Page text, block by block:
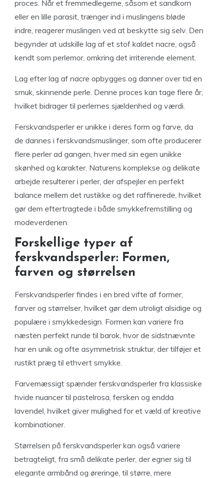
proces. Når et fremmedlegeme, såsom et sandkorn
eller en lille parasit, trænger ind i muslingens bløde
indre, reagerer muslingen ved at beskytte sig selv. Den
begynder at udskille lag af et stof kaldet nacre, også
kendt som perlemor, omkring det irriterende element.
Lag efter lag af nacre opbygges og danner over tid en
smuk, skinnende perle. Denne proces kan tage flere år,
hvilket bidrager til perlernes sjældenhed og værdi.
Ferskvandsperler er unikke i deres form og farve, da
de dannes i ferskvandsmuslinger, som ofte producerer
flere perler ad gangen, hver med sin egen unikke
skønhed og karakter. Naturens komplekse og delikate
arbejde resulterer i perler, der afspejler en perfekt
balance mellem det rustikke og det raffinerede, hvilket
gør dem eftertragtede i både smykkefremstilling og
modeverdenen.
Forskellige typer af
ferskvandsperler: Formen,
farven og størrelsen
Ferskvandsperler findes i en bred vifte af former,
farver og størrelser, hvilket gør dem utroligt alsidige og
populære i smykkedesign. Formen kan variere fra
næsten perfekt runde til barok, hvor de sidstnævnte
har en unik og ofte asymmetrisk struktur, der tilføjer et
rustikt præg til ethvert smykke.
Farvemæssigt spænder ferskvandsperler fra klassiske
hvide nuancer til pastelrosa, fersken og endda
lavendel, hvilket giver mulighed for et væld af kreative
kombinationer.
Størrelsen på ferskvandsperler kan også variere
betragteligt, fra små delikate perler, der egner sig til
elegante armbånd og øreringe, til større, mere